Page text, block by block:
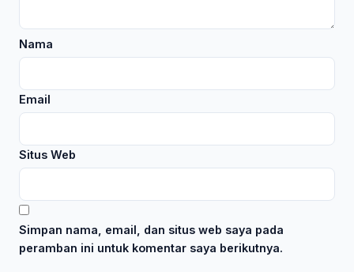
Nama
Email
Situs Web
Simpan nama, email, dan situs web saya pada
peramban ini untuk komentar saya berikutnya.